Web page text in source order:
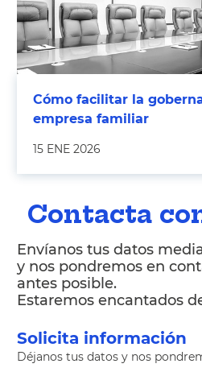
Cómo facilitar la
empresa familiar
15 ENE 2026
Contacta
Envíanos tus datos
y nos pondremos en
antes posible.
Estaremos encantados
Solicita información
Déjanos tus datos y nos